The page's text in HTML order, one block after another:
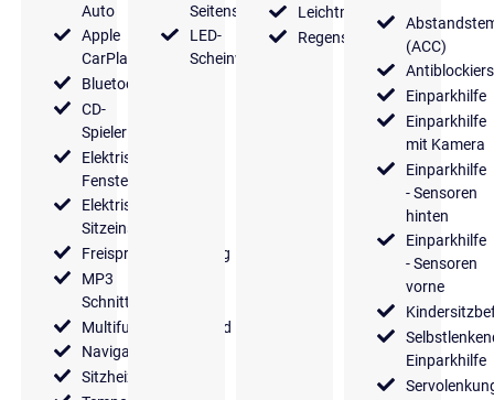
Auto
Apple
CarPlay
Bluetooth
CD-
Spieler
Elektrische
Fensterheber
Elektrische
Sitzeinstellung
Freisprecheinrichtung
MP3
Schnittstelle
Multifunktionslenkrad
Navigationssystem
Sitzheizung
Seitenspiegel
LED-
Scheinwerfer
Leichtmetallfelgen
Regensensor
(ACC)
Einparkhilfe
Einparkhilfe
mit Kamera
Einparkhilfe
- Sensoren
hinten
Einparkhilfe
- Sensoren
vorne
Einparkhilfe